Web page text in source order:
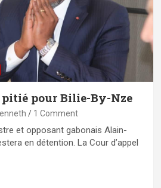
pour Bilie-By-Nze
1 Comment
et opposant gabonais Alain-
en détention. La Cour d’appel